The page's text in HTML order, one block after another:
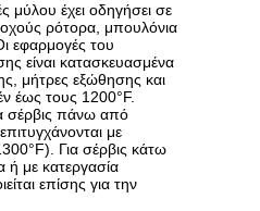
μύλου έχει οδηγήσει σε
ρότορα, μπουλόνια
εφαρμογές του
είναι κατασκευασμένα
μήτρες εξώθησης και
έως τους 1200°F.
σέρβις πάνω από
με
Για σέρβις κάτω
ή με κατεργασία
επίσης για την